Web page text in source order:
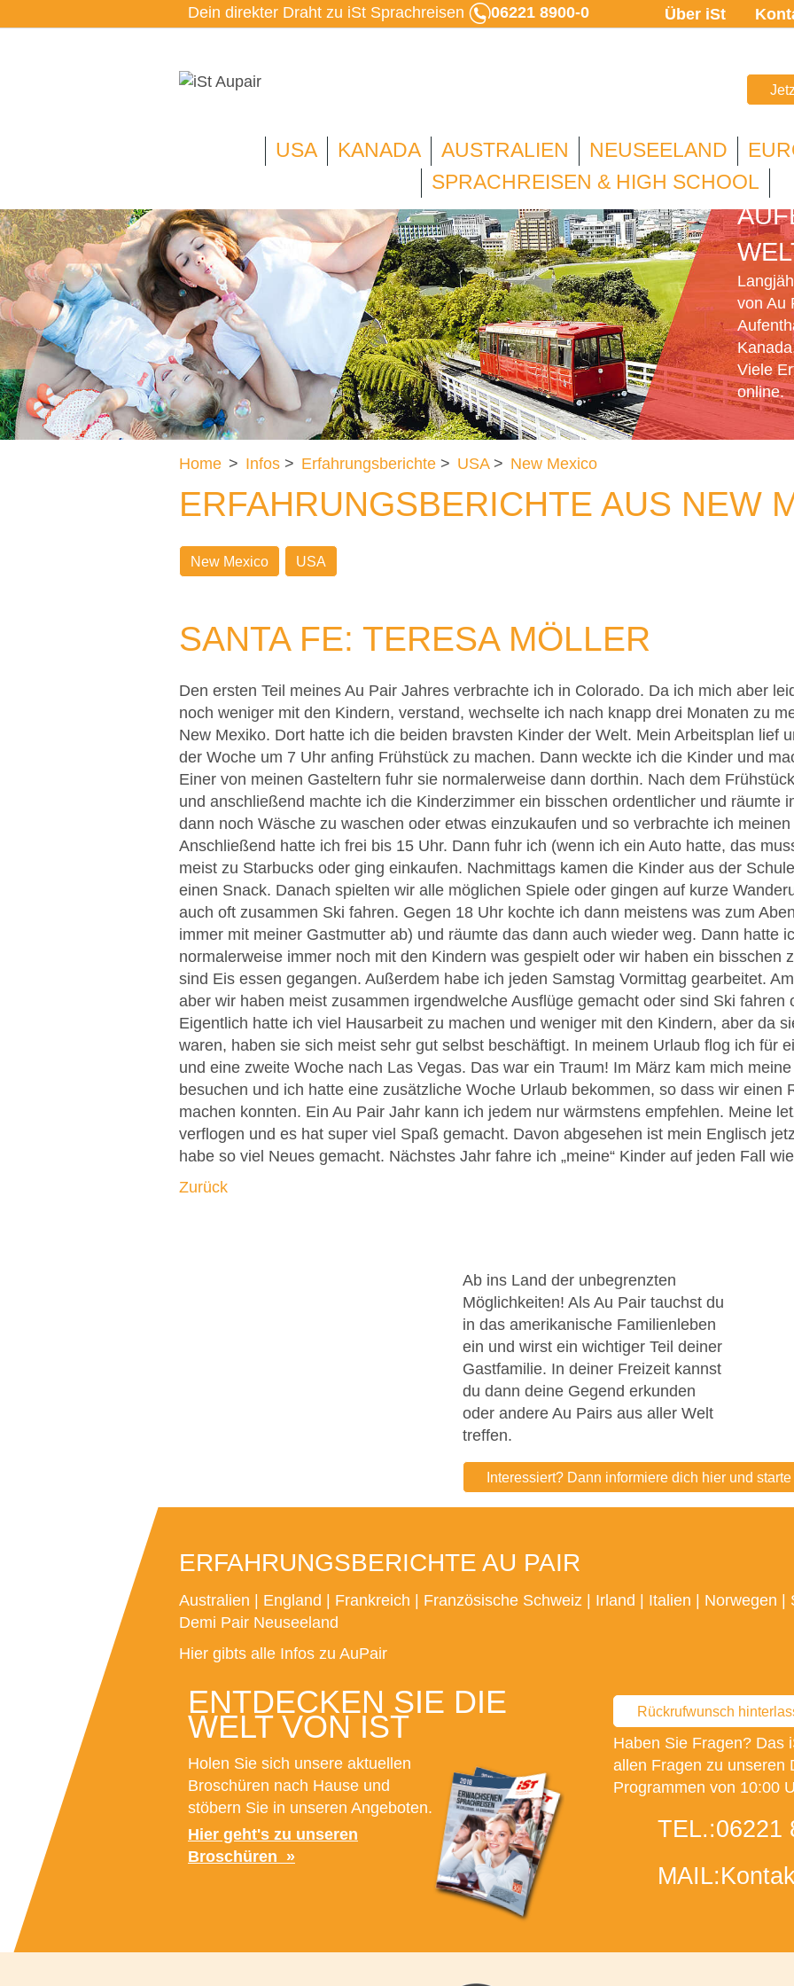
Dein direkter Draht zu iSt Sprachreisen 06221 8900-0 Über iSt
USA KANADA AUSTRALIEN NEUSEELAND
SPRACHREISEN & HIGH SCHOOL
AU
von Au
Viele
online.
Home > Infos > Erfahrungsberichte > USA> New Mexico
ERFAHRUNGSBERICHTE AUS NEW
New Mexico USA
SANTA FE: TERESA MÖLLER
Den ersten Teil meines Au Pair Jahres verbrachte ich in Colorado. Da ich mich aber
noch weniger mit den Kindern, verstand, wechselte ich nach knapp drei Monaten zu
New Mexiko. Dort hatte ich die beiden bravsten Kinder der Welt. Mein Arbeitsplan lief
der Woche um 7 Uhr anfing Frühstück zu machen. Dann weckte ich die Kinder und
Einer von meinen Gasteltern fuhr sie normalerweise dann dorthin. Nach dem
und anschließend machte ich die Kinderzimmer ein bisschen ordentlicher und räumte
dann noch Wäsche zu waschen oder etwas einzukaufen und so verbrachte ich
Anschließend hatte ich frei bis 15 Uhr. Dann fuhr ich (wenn ich ein Auto hatte, das
meist zu Starbucks oder ging einkaufen. Nachmittags kamen die Kinder aus der
einen Snack. Danach spielten wir alle möglichen Spiele oder gingen auf kurze
auch oft zusammen Ski fahren. Gegen 18 Uhr kochte ich dann meistens was zum
immer mit meiner Gastmutter ab) und räumte das dann auch wieder weg. Dann hatte
normalerweise immer noch mit den Kindern was gespielt oder wir haben ein bisschen
sind Eis essen gegangen. Außerdem habe ich jeden Samstag Vormittag gearbeitet.
aber wir haben meist zusammen irgendwelche Ausflüge gemacht oder sind Ski fahren
Eigentlich hatte ich viel Hausarbeit zu machen und weniger mit den Kindern, aber da
waren, haben sie sich meist sehr gut selbst beschäftigt. In meinem Urlaub flog ich für
und eine zweite Woche nach Las Vegas. Das war ein Traum! Im März kam mich
besuchen und ich hatte eine zusätzliche Woche Urlaub bekommen, so dass wir einen
machen konnten. Ein Au Pair Jahr kann ich jedem nur wärmstens empfehlen. Meine
verflogen und es hat super viel Spaß gemacht. Davon abgesehen ist mein Englisch
habe so viel Neues gemacht. Nächstes Jahr fahre ich „meine“ Kinder auf jeden Fall
Zurück
Ab ins Land der unbegrenzten
Möglichkeiten! Als Au Pair tauchst du
in das amerikanische Familienleben
ein und wirst ein wichtiger Teil deiner
Gastfamilie. In deiner Freizeit kannst
du dann deine Gegend erkunden
oder andere Au Pairs aus aller Welt
treffen.
Interessiert? Dann informiere dich hier und
ERFAHRUNGSBERICHTE AU PAIR
Australien | England | Frankreich | Französische Schweiz | Irland | Italien | Norwegen |
Demi Pair Neuseeland
Hier gibts alle Infos zu AuPair
ENTDECKEN SIE DIE
WELT VON IST
Holen Sie sich unsere aktuellen
Broschüren nach Hause und
stöbern Sie in unseren Angeboten.
Hier geht's zu unseren
Broschüren
Rückrufwunsch
Haben Sie Fragen? Das
allen Fragen zu unseren
Programmen von 10:00
TEL.:06221
MAIL: